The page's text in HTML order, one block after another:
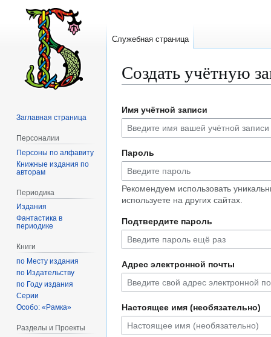
Создать учётную
к
навигации
к
поиску
Имя учётной записи
Пароль
Рекомендуем использовать
используете на других сайтах.
Подтвердите пароль
Адрес электронной почты
Настоящее имя (необязательно)
Служебная страница
Заглавная страница
Персоналии
Персоны по алфавиту
Книжные издания по
авторам
Периодика
Издания
Фантастика в
периодике
Книги
по Месту издания
по Издательству
по Году издания
Серии
Особо: «Рамка»
Разделы и Проекты